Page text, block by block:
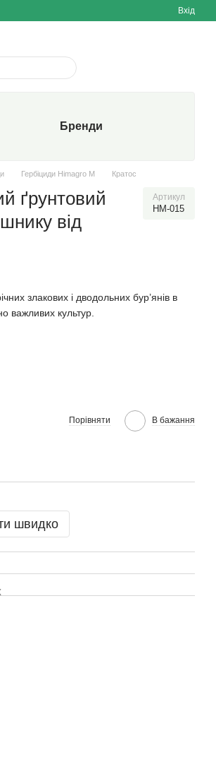
Вхід
Бренди
Гербіциди Himagro M Кратос
ґрунтовий
від
Артикул
HM-015
злакових і дводольних бур’янів в
важливих культур.
Порівняти В бажання
швидко